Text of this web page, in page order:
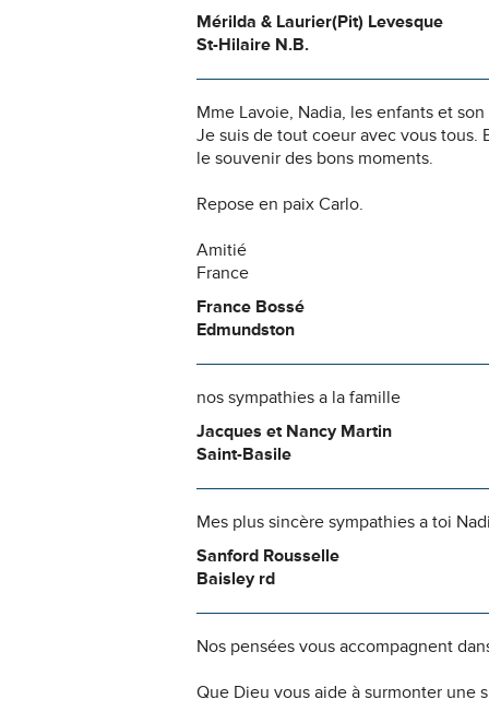
Mérilda & Laurier(Pit) Levesque
St-Hilaire N.B.
Mme Lavoie, Nadia, les enfants et
Je suis de tout coeur avec vous
le souvenir des bons moments.
Repose en paix Carlo.
Amitié
France
France Bossé
Edmundston
nos sympathies a la famille
Jacques et Nancy Martin
Saint-Basile
Mes plus sincère sympathies a toi
Sanford Rousselle
Baisley rd
Nos pensées vous accompagnent
Que Dieu vous aide à surmonter une